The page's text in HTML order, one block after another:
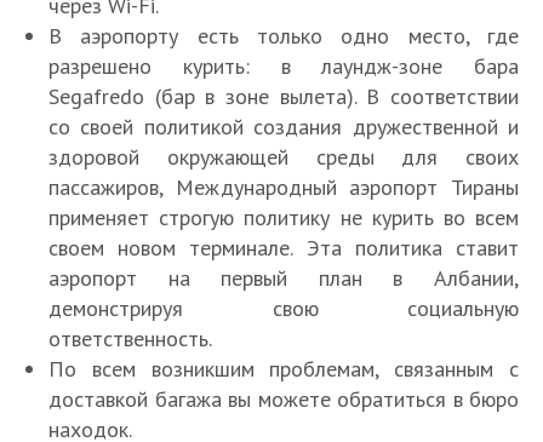
В аэропорту есть только одно место, где
разрешено курить: в лаундж-зоне бара
Segafredo (бар в зоне вылета). В соответствии
со своей политикой создания дружественной и
здоровой окружающей среды для своих
пассажиров, Международный аэропорт Тираны
применяет строгую политику не курить во всем
своем новом терминале. Эта политика ставит
аэропорт на первый план в Албании,
демонстрируя свою социальную
ответственность.
По всем возникшим проблемам, связанным с
доставкой багажа вы можете обратиться в бюро
находок.